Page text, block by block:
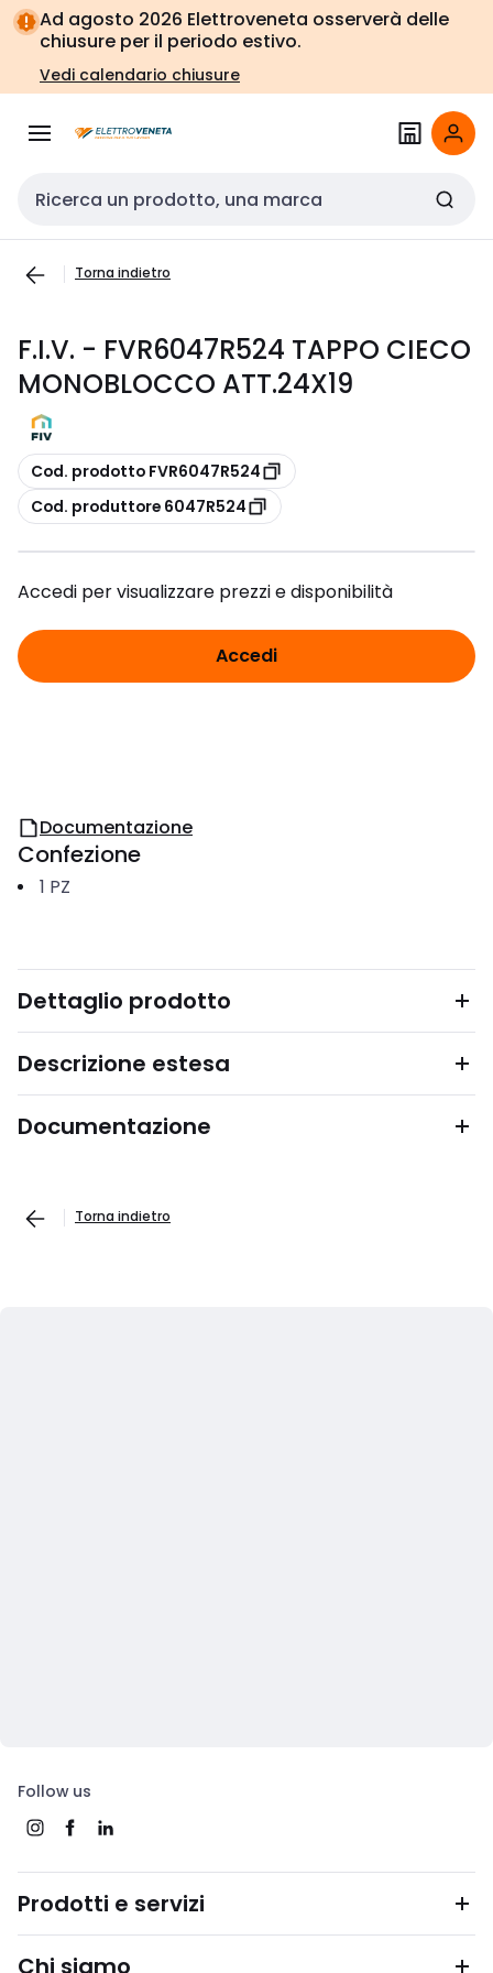
Vai alla
navigazione
Vai
alla
pagina
Ad agosto 2026 Elettroveneta osserverà delle
chiusure per il periodo estivo.
Vedi calendario chiusure
Cerca input
Torna indietro
F.I.V. - FVR6047R524 TAPPO CIECO
MONOBLOCCO ATT.24X19
copia
Cod. prodotto FVR6047R524
copia
Cod. produttore 6047R524
Accedi per visualizzare prezzi e disponibilità
Accedi
Documentazione
Confezione
1 PZ
Dettaglio prodotto
Descrizione estesa
Documentazione
Torna indietro
Follow us
Prodotti e servizi
Chi siamo